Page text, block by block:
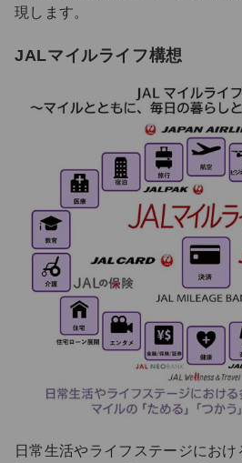
現します。
JALマイルライフ構想
日常生活やライフステージにお